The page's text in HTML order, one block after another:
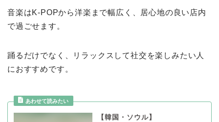
音楽はK-POPから洋楽まで幅広く、居心地の良い店内
で過ごせます。
踊るだけでなく、リラックスして社交を楽しみたい人
におすすめです。
【韓国・ソウル】